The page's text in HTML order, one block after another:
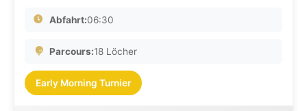
Abfahrt:06:30
Parcours:18 Löcher
Early Morning Turnier